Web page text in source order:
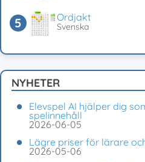
Ordjakt
Svenska
NYHETER
Elevspel AI hjälper dig
spelinnehåll
2026-06-05
Lägre priser för lärare
2026-05-06